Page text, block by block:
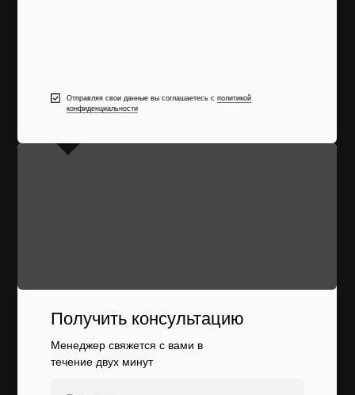
Отправляя свои данные вы соглашаетесь с политикой
конфиденциальности
Получить консультацию
Менеджер свяжется с вами в
течение двух минут